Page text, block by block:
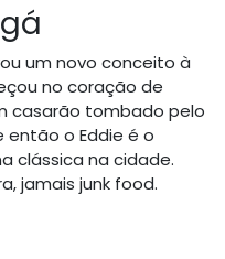
um novo conceito à
no coração de
casarão tombado pelo
o Eddie é o
clássica na cidade.
jamais junk food.